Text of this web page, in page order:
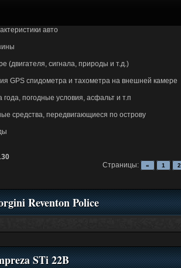
авто
(двигателя, сигнала, природы и т.д.)
GPS спидометра и тахометра на внешней камере
погодные условия, асфальт и т.п
средства, передвигающиеся по острову
Страницы:
« 1 2
Reventon Police
STi 22B